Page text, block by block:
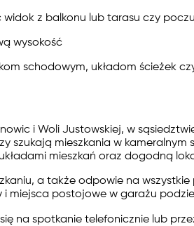
z balkonu lub tarasu czy
wysokość
schodowym, układom ścieżek
i Woli Justowskiej, w
szukają mieszkania w kameralnym
mieszkań oraz dogodną
a także odpowie na
miejsca postojowe w garażu
na spotkanie telefonicznie lub